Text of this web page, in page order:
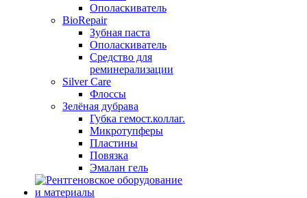
Ополаскиватель
BioRepair
Зубная паста
Ополаскиватель
Средство для
реминерализации
Silver Care
Флоссы
Зелёная дубрава
Губка гемост.коллаг.
Микротупферы
Пластины
Повязка
Эмалан гель